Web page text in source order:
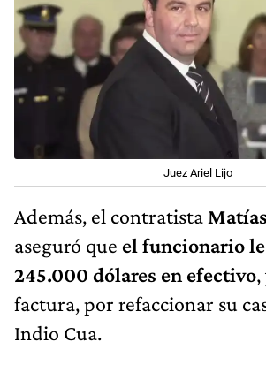
Juez Ariel Lijo
Además, el contratista
aseguró que el funcionario
245.000 dólares en efectivo
factura, por refaccionar su
Indio Cua.